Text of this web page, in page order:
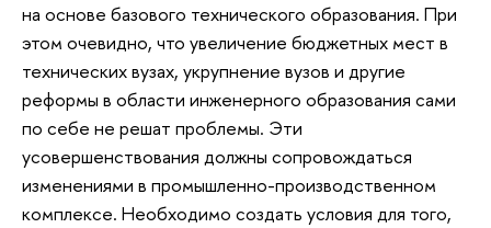
на основе базового технического образования. При
этом очевидно, что увеличение бюджетных мест в
технических вузах, укрупнение вузов и другие
реформы в области инженерного образования сами
по себе не решат проблемы. Эти
усовершенствования должны сопровождаться
изменениями в промышленно-производственном
комплексе. Необходимо создать условия для того,